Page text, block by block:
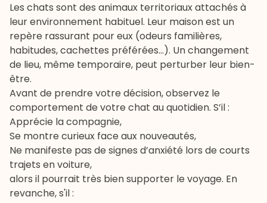
Les chats sont des animaux territoriaux attachés à
leur environnement habituel. Leur maison est un
repère rassurant pour eux (odeurs familières,
habitudes, cachettes préférées...). Un changement
de lieu, même temporaire, peut perturber leur bien-
être.
Avant de prendre votre décision, observez le
comportement de votre chat au quotidien. S’il :
Apprécie la compagnie,
Se montre curieux face aux nouveautés,
Ne manifeste pas de signes d’anxiété lors de courts
trajets en voiture,
alors il pourrait très bien supporter le voyage. En
revanche, s'il :